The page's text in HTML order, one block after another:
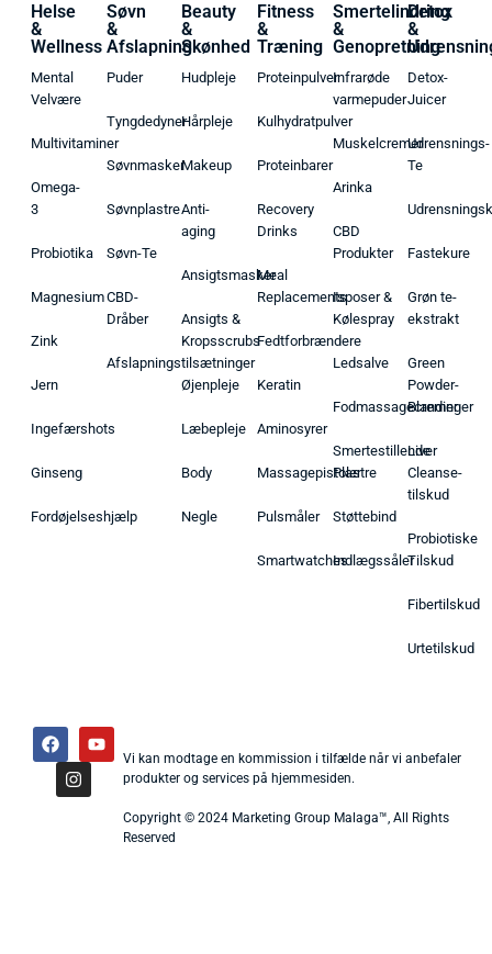
Helse
&
Wellness
Mental
Velvære
Multivitaminer
Omega-
3
Probiotika
Magnesium
Zink
Jern
Ingefærshots
Ginseng
Fordøjelseshjælp
Søvn
&
Afslapning
Puder
Tyngdedyner
Søvnmasker
Søvnplastre
Søvn-Te
CBD-
Dråber
Afslapningstilsætninger
Beauty
&
Skønhed
Hudpleje
Hårpleje
Makeup
Anti-
aging
Ansigtsmasker
Ansigts &
Kropsscrubs
Øjenpleje
Læbepleje
Body
Negle
Fitness
&
Træning
Proteinpulver
Kulhydratpulver
Proteinbarer
Recovery
Drinks
Meal
Replacements
Fedtforbrændere
Keratin
Aminosyrer
Massagepistoler
Pulsmåler
Smartwatches
Smertelindring
&
Genopretning
Infrarøde
varmepuder
Muskelcremer
Arinka
CBD
Produkter
Isposer &
Kølespray
Ledsalve
Fodmassagecremer
Smertestillende
Plastre
Støttebind
Indlægssåler
Detox
&
Detox-
Juicer
Udrensnings-
Te
Fastekure
Grøn te-
ekstrakt
Green
Powder-
Blandinger
Liver
Cleanse-
tilskud
Probiotiske
Tilskud
Fibertilskud
Urtetilskud
Vi kan modtage en kommission i tilfælde når vi anbefaler
produkter og services på hjemmesiden.
Copyright © 2024 Marketing Group Malaga™, All Rights
Reserved